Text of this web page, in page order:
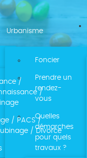
/
/
/ PACS /
/ Divorce
Urbanisme
Foncier
Prendre un
rendez-
vous
Quelles
démarches
pour quels
travaux ?